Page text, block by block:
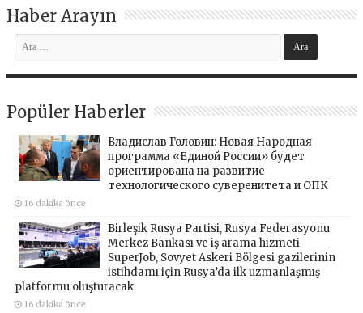
Haber Arayın
Popüler Haberler
Владислав Головин: Новая Народная
программа «Единой России» будет
ориентирована на развитие
технологического суверенитета и ОПК
16 dakika önce
Birleşik Rusya Partisi, Rusya Federasyonu
Merkez Bankası ve iş arama hizmeti
SuperJob, Sovyet Askeri Bölgesi gazilerinin
istihdamı için Rusya’da ilk uzmanlaşmış
platformu oluşturacak
16 dakika önce